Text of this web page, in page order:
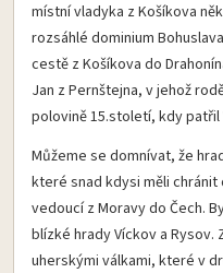
místní vladyka z Košíkova
rozsáhlé dominium
cestě z Košíkova do
Jan z Pernštejna, v jehož
polovině 15.století, kdy patřil
Můžeme se domnívat, že
které snad kdysi měli
vedoucí z Moravy do Čech.
blízké hrady Víckov a Rysov.
uherskými válkami, které v